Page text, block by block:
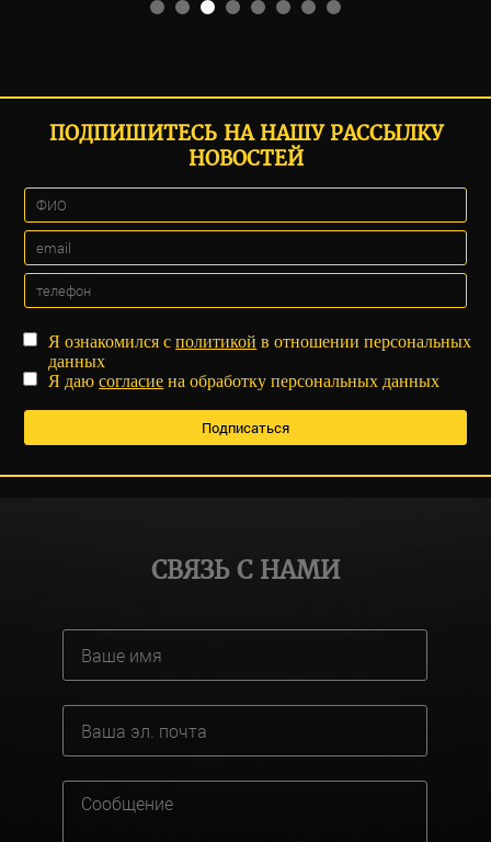
ПОДПИШИТЕСЬ НА НАШУ РАССЫЛКУ
НОВОСТЕЙ
Я ознакомился сполитикой в отношении персональных
данных
Я даюсогласие на обработку персональных данных
СВЯЗЬ С НАМИ